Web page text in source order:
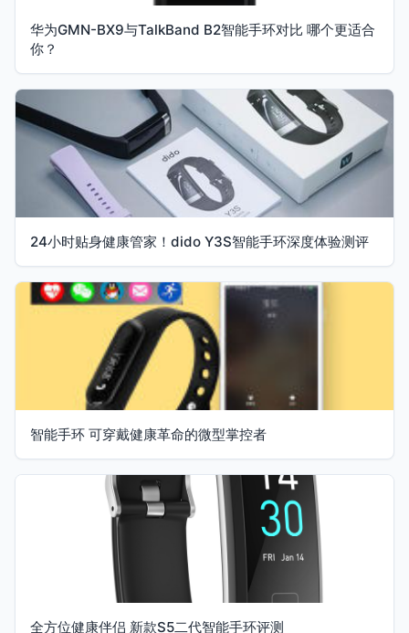
华为GMN-BX9与TalkBand B2智能手环对比 哪个更适合
你？
24小时贴身健康管家！dido Y3S智能手环深度体验测评
智能手环 可穿戴健康革命的微型掌控者
全方位健康伴侣 新款S5二代智能手环评测